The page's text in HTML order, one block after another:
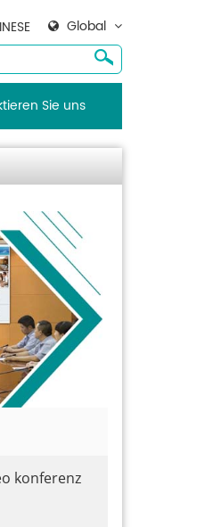
Global
Sie uns
konferenz